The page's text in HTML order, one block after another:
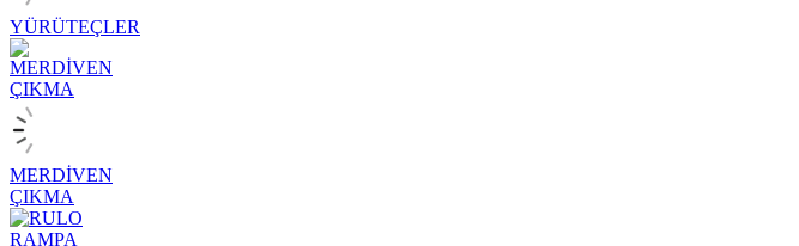
YÜRÜTEÇLER
MERDİVEN
ÇIKMA